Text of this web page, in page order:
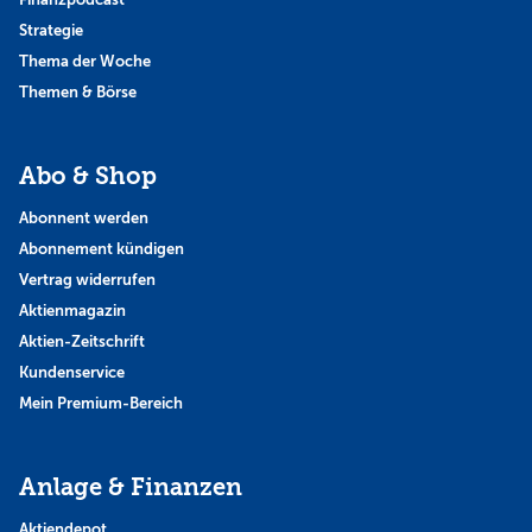
Strategie
Thema der Woche
Themen & Börse
Abo & Shop
Abonnent werden
Abonnement kündigen
Vertrag widerrufen
Aktienmagazin
Aktien-Zeitschrift
Kundenservice
Mein Premium-Bereich
Anlage & Finanzen